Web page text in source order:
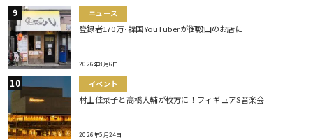
ニュース
登録者170万･韓国YouTuberが御殿山のお店に
2026年8月6日
イベント
村上佳菜子と高橋大輔が枚方に！フィギュアS音楽会
2026年5月24日